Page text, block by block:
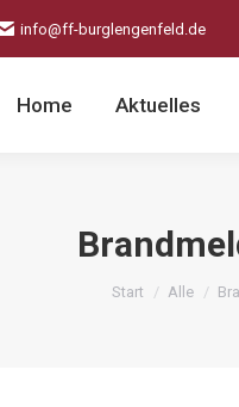
info@ff-burglengenfeld.de
Home Aktuelles
Sie befinden
Start Alle